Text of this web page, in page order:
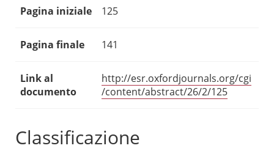
Pagina iniziale 125
Pagina finale 141
Link al
documento
http://esr.oxfordjournals.org/cgi
/content/abstract/26/2/125
Classificazione